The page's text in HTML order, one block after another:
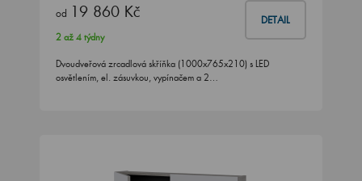
od 19 860 Kč DETAIL
2 až 4 týdny
Dvoudveřová zrcadlová skříňka (1000x765x210) s LED
osvětlením, el. zásuvkou, vypínačem a 2…